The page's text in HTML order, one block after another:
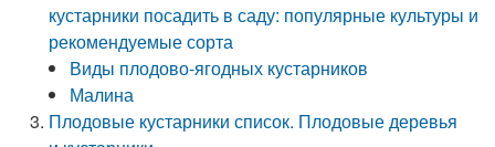
кустарники посадить в саду: популярные культуры и
рекомендуемые сорта
Виды плодово-ягодных кустарников
Малина
Плодовые кустарники список. Плодовые деревья